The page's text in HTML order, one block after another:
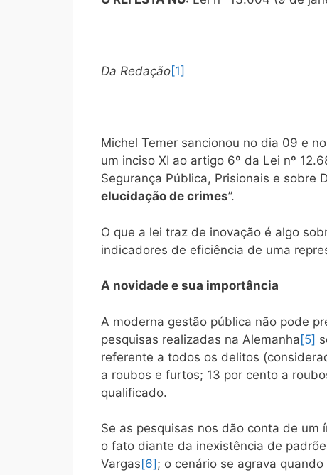
Da Redação[1]
Michel Temer sancionou no dia 09 e
um inciso XI ao artigo 6º da Lei nº
Segurança Pública, Prisionais e sobre
elucidação de crimes”.
O que a lei traz de inovação é algo
indicadores de eficiência de uma
A novidade e sua importância
A moderna gestão pública não pode
pesquisas realizadas na Alemanha[5]
referente a todos os delitos
a roubos e furtos; 13 por cento a
qualificado.
Se as pesquisas nos dão conta de
o fato diante da inexistência de
Vargas [6] ; o cenário se agrava